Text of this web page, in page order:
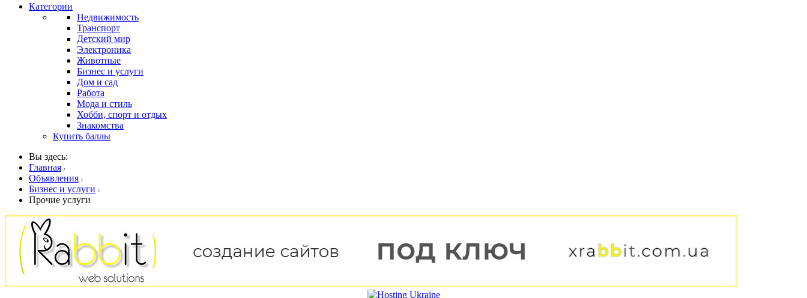
Категории
Недвижимость
Транспорт
Детский мир
Электроника
Животные
Бизнес и услуги
Дом и сад
Работа
Мода и стиль
Хобби, спорт и отдых
Знакомства
Купить баллы
Вы здесь:
Главная
Объявления
Бизнес и услуги
Прочие услуги